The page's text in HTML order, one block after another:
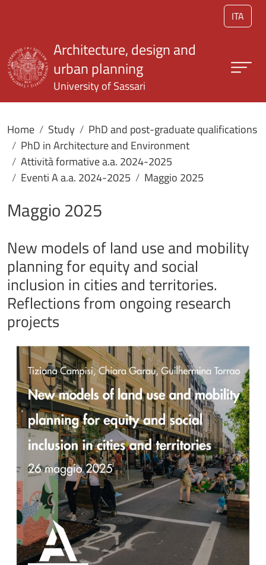
ITA
Architecture, design and
urban planning
University of Sassari
Home Study
PhD and post-graduate qualifications
PhD in Architecture and Environment
Attività formative a.a. 2024-2025
Eventi A a.a. 2024-2025
Maggio 2025
Maggio 2025
New models of land use and mobility
planning for equity and social
inclusion in cities and territories.
Reflections from ongoing research
projects